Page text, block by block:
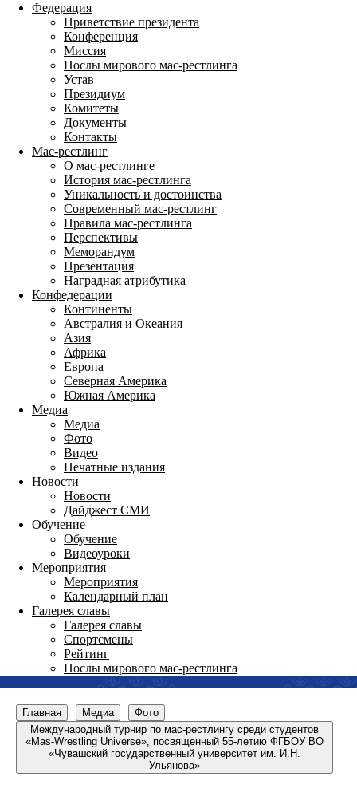
Федерация
Приветствие президента
Конференция
Миссия
Послы мирового мас-рестлинга
Устав
Президиум
Комитеты
Документы
Контакты
Мас-рестлинг
О мас-рестлинге
История мас-рестлинга
Уникальность и достоинства
Современный мас-рестлинг
Правила мас-рестлинга
Перспективы
Меморандум
Презентация
Наградная атрибутика
Конфедерации
Континенты
Австралия и Океания
Азия
Африка
Европа
Северная Америка
Южная Америка
Медиа
Медиа
Фото
Видео
Печатные издания
Новости
Новости
Дайджест СМИ
Обучение
Обучение
Видеоуроки
Мероприятия
Мероприятия
Календарный план
Галерея славы
Галерея славы
Спортсмены
Рейтинг
Послы мирового мас-рестлинга
Главная Медиа
Фото
Международный турнир по мас-рестлингу среди студентов
«Mas-Wrestling Universe», посвященный 55-летию ФГБОУ ВО
«Чувашский государственный университет им. И.Н.
Ульянова»